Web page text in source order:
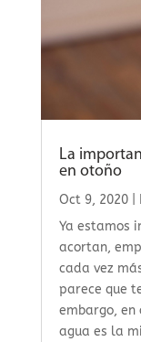
La
en otoño
Oct 9, 2020|
Ya estamos
acortan,
cada vez
parece que
embargo,
agua es la